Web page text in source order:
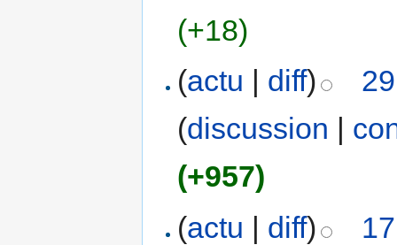
(+18)
(actu diff)
(discussion
(+957)
(actu | diff)